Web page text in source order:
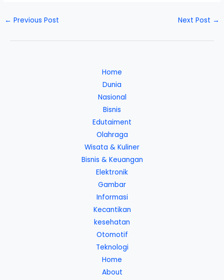
← Previous Post Next Post →
Home
Dunia
Nasional
Bisnis
Edutaiment
Olahraga
Wisata & Kuliner
Bisnis & Keuangan
Elektronik
Gambar
Informasi
Kecantikan
kesehatan
Otomotif
Teknologi
Home
About